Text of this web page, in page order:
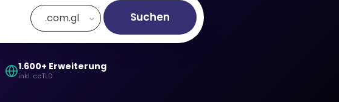
.com.gl Suchen
1.600+ Erweiterung
inkl. ccTLD